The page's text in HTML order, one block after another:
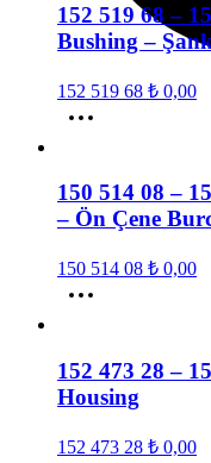
152 519 68 –
Bushing –
152 519 68 ₺ 0,00
150 514 08 –
– Ön Çene
150 514 08 ₺ 0,00
152 473 28 –
Housing
152 473 28 ₺ 0,00